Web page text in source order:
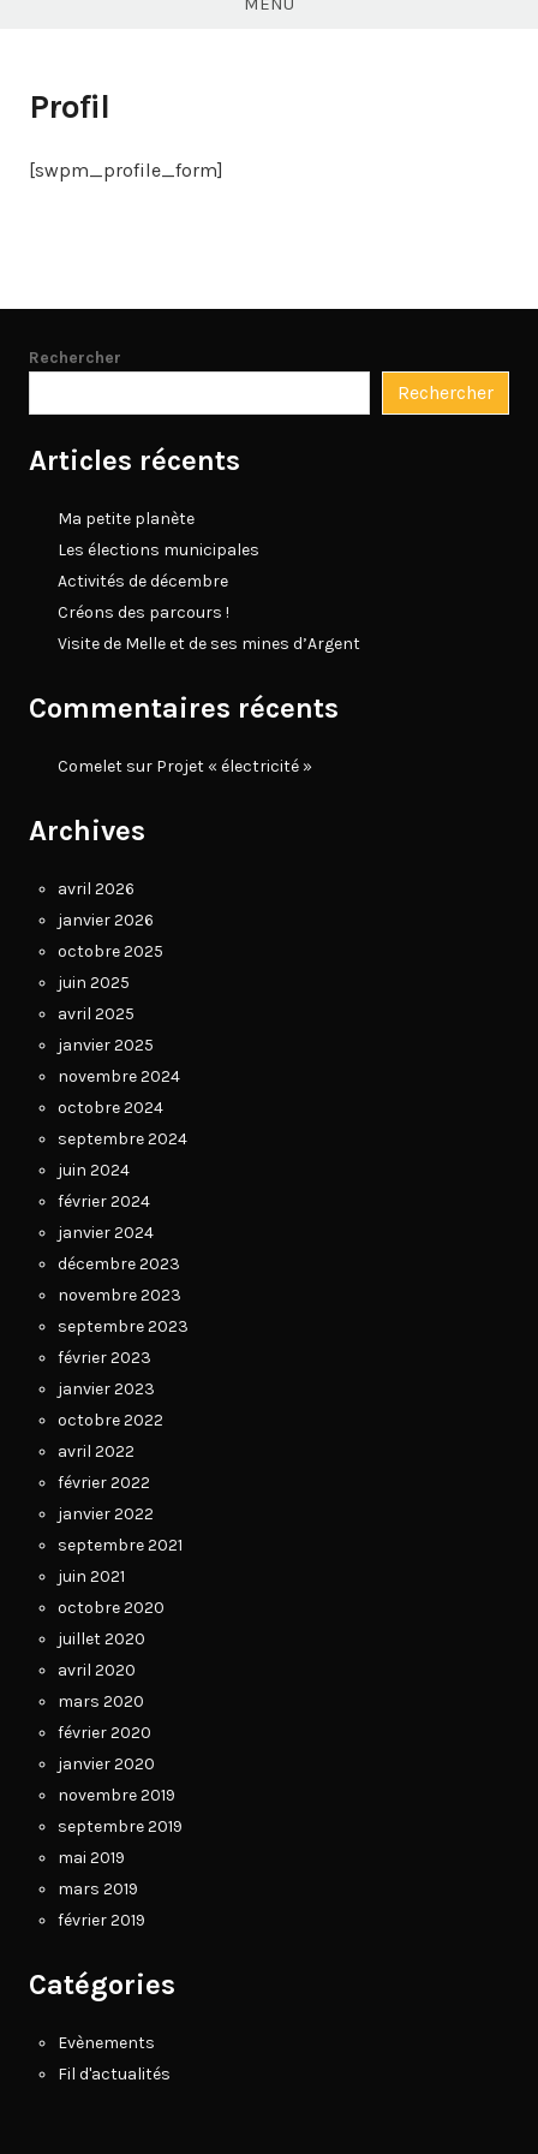
Profil
[swpm_profile_form]
Rechercher
Rechercher
Articles récents
Ma petite planète
Les élections municipales
Activités de décembre
Créons des parcours !
Visite de Melle et de ses mines d’Argent
Commentaires récents
Comelet sur Projet « électricité »
Archives
avril 2026
janvier 2026
octobre 2025
juin 2025
avril 2025
janvier 2025
novembre 2024
octobre 2024
septembre 2024
juin 2024
février 2024
janvier 2024
décembre 2023
novembre 2023
septembre 2023
février 2023
janvier 2023
octobre 2022
avril 2022
février 2022
janvier 2022
septembre 2021
juin 2021
octobre 2020
juillet 2020
avril 2020
mars 2020
février 2020
janvier 2020
novembre 2019
septembre 2019
mai 2019
mars 2019
février 2019
Catégories
Evènements
Fil d'actualités